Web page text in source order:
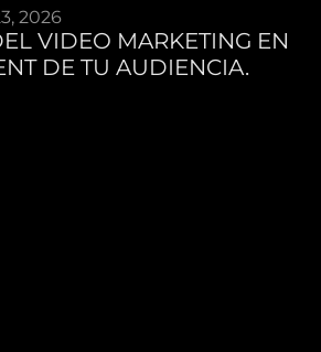
2026
VIDEO MARKETING EN
DE TU AUDIENCIA.